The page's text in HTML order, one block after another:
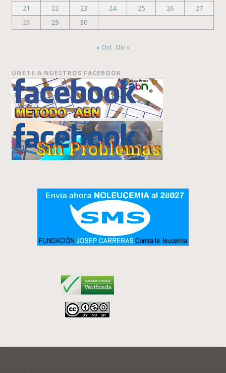
21
22 23 24 25 26
27
28
29 30
« Oct Dic »
ÚNETE A NUESTROS FACEBOOK